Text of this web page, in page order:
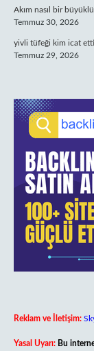
Akım nasıl bir
Temmuz 30, 2026
yivli tüfeği kim icat
Temmuz 29, 2026
Reklam ve İletişim:
Yasal Uyarı: Bu